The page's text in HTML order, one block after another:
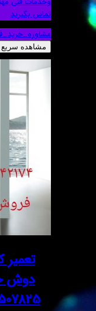
تماس بگیرید
مشاوره_خرید_فروش
مشاهده سریع
تعمیر کابین
دوش حمام
09121507825